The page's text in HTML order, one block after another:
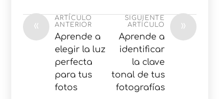
«
ARTÍCULO
ANTERIOR
Aprende a
elegir la luz
perfecta
para tus
fotos
»
SIGUIENTE
ARTÍCULO
Aprende a
identificar
la clave
tonal de tus
fotografías